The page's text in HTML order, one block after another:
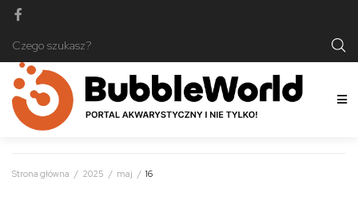
Strona główna / 2025 / maj / 16